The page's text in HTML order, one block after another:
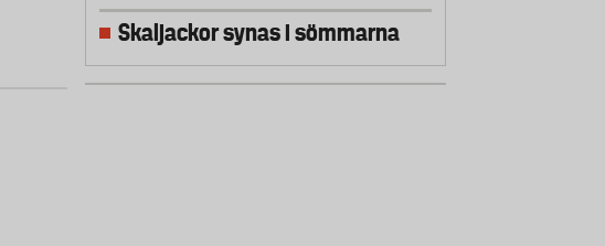
Skaljackor synas i sömmarna